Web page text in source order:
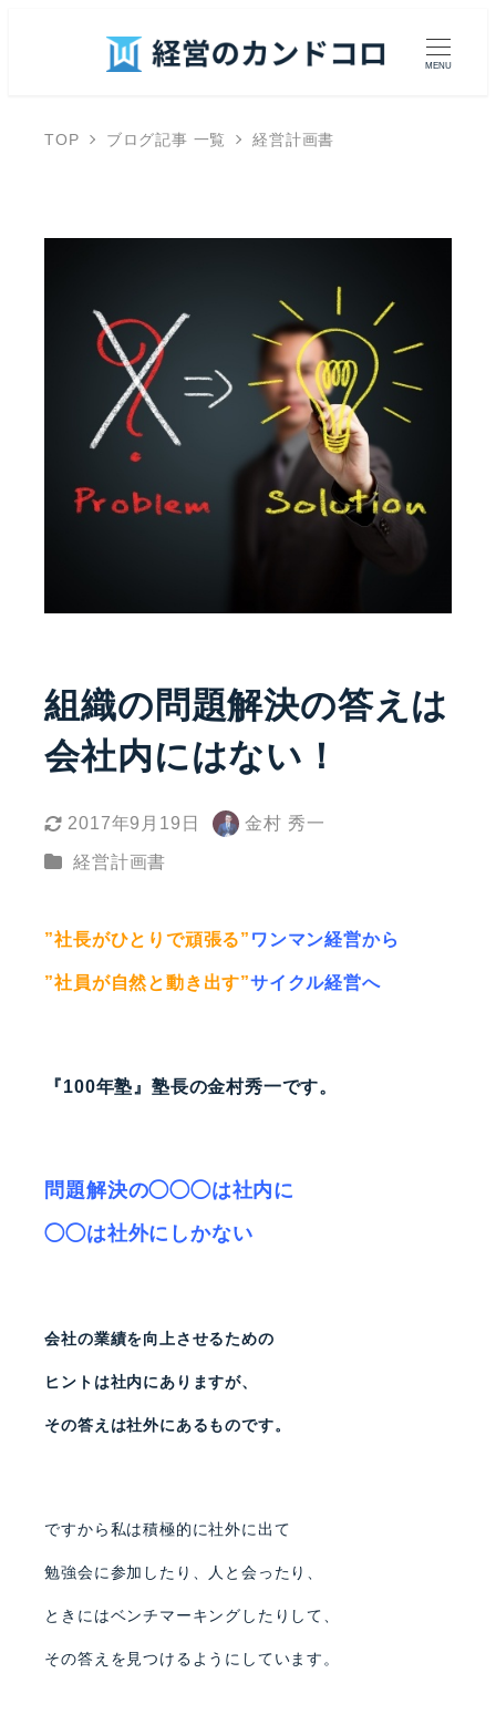
MENU
TOP ブログ記事 一覧 経営計画書
組織の問題解決の答えは
会社内にはない！
2017年9月19日
著
金村 秀一
カテゴリー
経営計画書
”社長がひとりで頑張る” ワンマン経営から
”社員が自然と動き出す”サイクル経営へ
『100年塾』塾長の金村秀一です。
問題解決の◯◯◯は社内に
◯◯は社外にしかない
会社の業績を向上させるための
ヒントは社内にありますが、
その答えは社外にあるものです。
ですから私は積極的に社外に出て
勉強会に参加したり、人と会ったり、
ときにはベンチマーキングしたりして、
その答えを見つけるようにしています。